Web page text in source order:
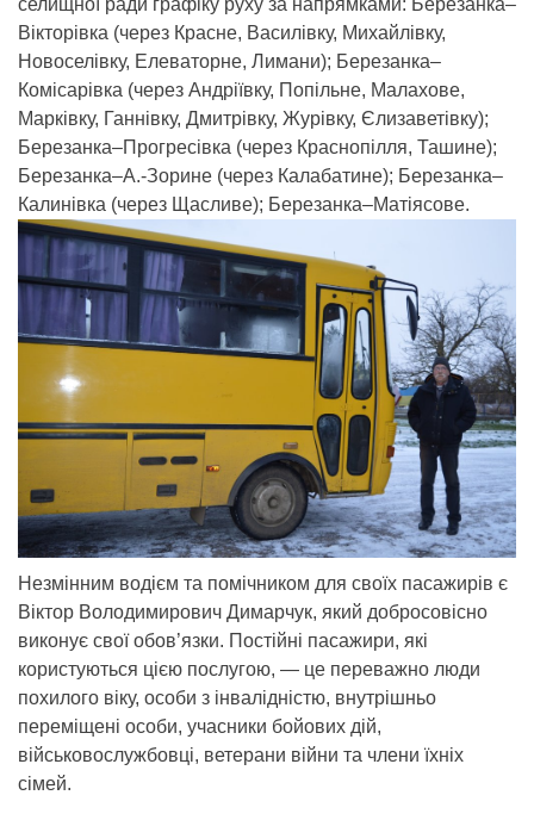
селищної ради графіку руху за напрямками: Березанка–
Вікторівка (через Красне, Василівку, Михайлівку,
Новоселівку, Елеваторне, Лимани); Березанка–
Комісарівка (через Андріївку, Попільне, Малахове,
Марківку, Ганнівку, Дмитрівку, Журівку, Єлизаветівку);
Березанка–Прогресівка (через Краснопілля, Ташине);
Березанка–А.-Зорине (через Калабатине); Березанка–
Калинівка (через Щасливе); Березанка–Матіясове.
Незмінним водієм та помічником для своїх пасажирів є
Віктор Володимирович Димарчук, який добросовісно
виконує свої обов’язки. Постійні пасажири, які
користуються цією послугою, — це переважно люди
похилого віку, особи з інвалідністю, внутрішньо
переміщені особи, учасники бойових дій,
військовослужбовці, ветерани війни та члени їхніх
сімей.